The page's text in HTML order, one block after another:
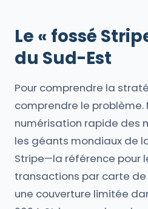
Le « fossé
du Sud-Est
Pour comprendre la
comprendre le problème.
numérisation rapide des
les géants mondiaux de
Stripe—la référence pour
transactions par carte
une couverture limitée